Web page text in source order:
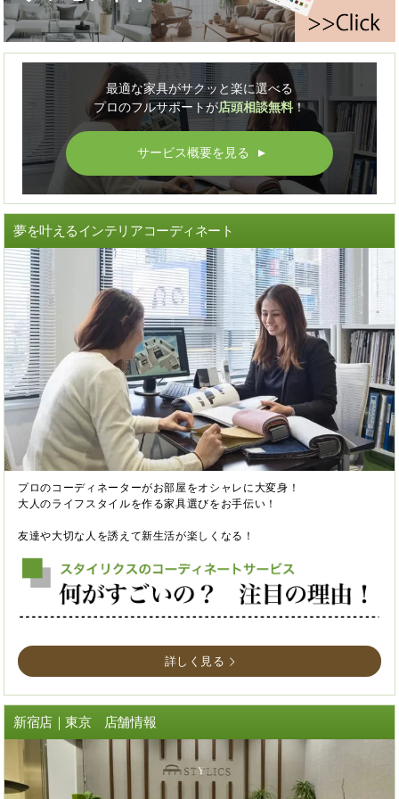
最適な家具がサクッと楽に選べる
プロのフルサポートが店頭相談無料！
サービス概要を見る ▲
夢を叶えるインテリアコーディネート
プロのコーディネーターがお部屋をオシャレに大変身！
大人のライフスタイルを作る家具選びをお手伝い！
友達や大切な人を誘えて新生活が楽しくなる！
詳しく見る
新宿店｜東京 店舗情報